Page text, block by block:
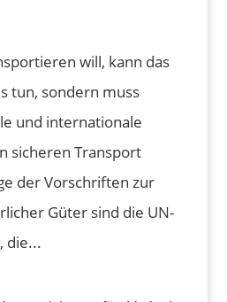
will, kann das
tun, sondern muss
und internationale
sicheren Transport
der Vorschriften zur
Güter sind die UN-
die...